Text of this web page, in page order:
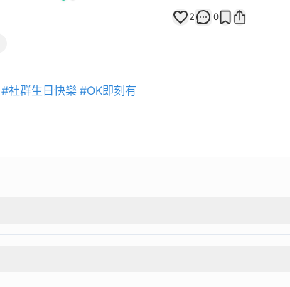
2 0
#社群生日快樂 #OK即刻有